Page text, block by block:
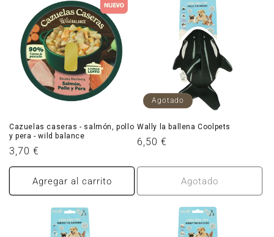
Cazuelas caseras - salmón, pollo
y pera - wild balance
Precio
habitual
3,70 €
Agregar al carrito
Agotado
Wally la ballena Coolpets
Precio
6,50 €
Agotado